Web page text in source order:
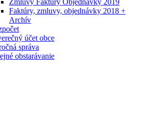
Zmluvy Faktúry Objednávky 2019
Faktúry, zmluvy, objednávky 2018 +
Archív
účet obce
správa
obstarávanie